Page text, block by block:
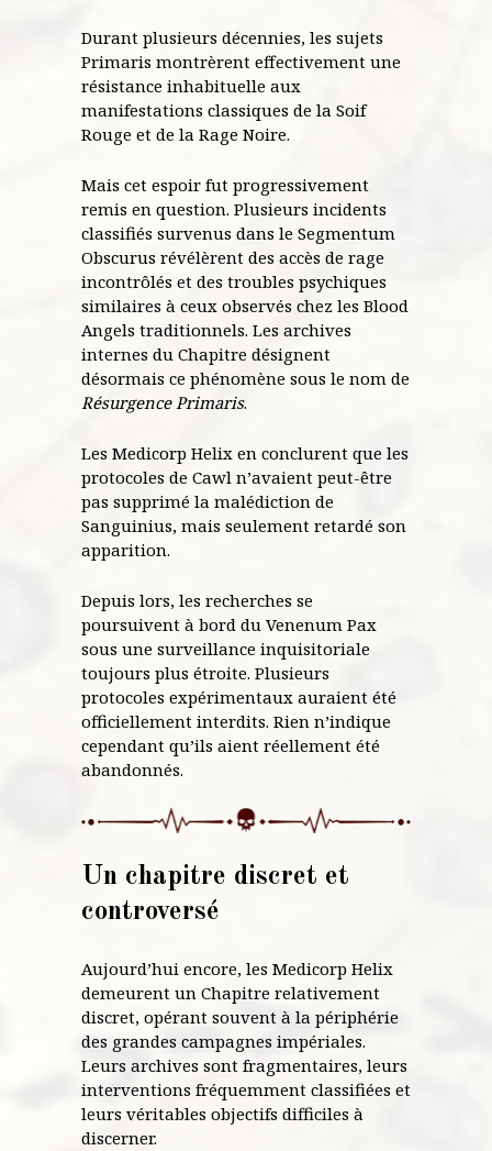
Durant plusieurs décennies, les sujets
Primaris montrèrent effectivement une
résistance inhabituelle aux
manifestations classiques de la Soif
Rouge et de la Rage Noire.
Mais cet espoir fut progressivement
remis en question. Plusieurs incidents
classifiés survenus dans le Segmentum
Obscurus révélèrent des accès de rage
incontrôlés et des troubles psychiques
similaires à ceux observés chez les Blood
Angels traditionnels. Les archives
internes du Chapitre désignent
désormais ce phénomène sous le nom de
Résurgence Primaris.
Les Medicorp Helix en conclurent que les
protocoles de Cawl n’avaient peut-être
pas supprimé la malédiction de
Sanguinius, mais seulement retardé son
apparition.
Depuis lors, les recherches se
poursuivent à bord du Venenum Pax
sous une surveillance inquisitoriale
toujours plus étroite. Plusieurs
protocoles expérimentaux auraient été
officiellement interdits. Rien n’indique
cependant qu’ils aient réellement été
abandonnés.
Un chapitre discret et
controversé
Aujourd’hui encore, les Medicorp Helix
demeurent un Chapitre relativement
discret, opérant souvent à la périphérie
des grandes campagnes impériales.
Leurs archives sont fragmentaires, leurs
interventions fréquemment classifiées et
leurs véritables objectifs difficiles à
discerner.